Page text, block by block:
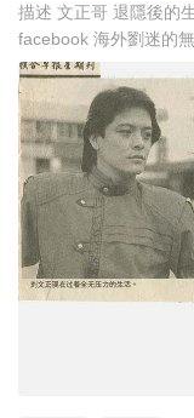
描述 文正哥 退隱後的
facebook 海外劉迷的